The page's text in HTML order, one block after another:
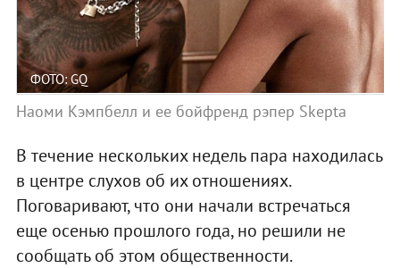
ФОТО: GQ
Наоми Кэмпбелл и ее бойфренд рэпер Skepta
В течение нескольких недель пара находилась
в центре слухов об их отношениях.
Поговаривают, что они начали встречаться
еще осенью прошлого года, но решили не
сообщать об этом общественности.